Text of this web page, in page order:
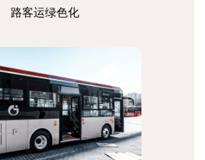
路客运绿色化